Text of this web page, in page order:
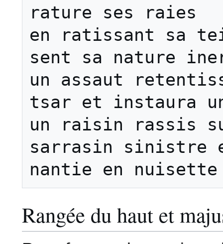
rature ses raies
en ratissant sa
sent sa nature
un assaut
tsar et instaura
un raisin rassis
sarrasin sinistre
Rangée du haut et